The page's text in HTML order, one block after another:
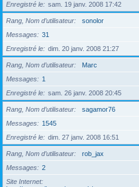
Enregistré le
sam. 19 janv. 2008 17:42
Rang, Nom d’utilisateur
sonolor
Messages
31
Enregistré le
dim. 20 janv. 2008 21:27
Rang, Nom d’utilisateur
Marc
Messages
1
Enregistré le
sam. 26 janv. 2008 20:45
Rang, Nom d’utilisateur
sagamor76
Messages
1545
Enregistré le
dim. 27 janv. 2008 16:51
Rang, Nom d’utilisateur
rob_jax
Messages
2
Site Internet